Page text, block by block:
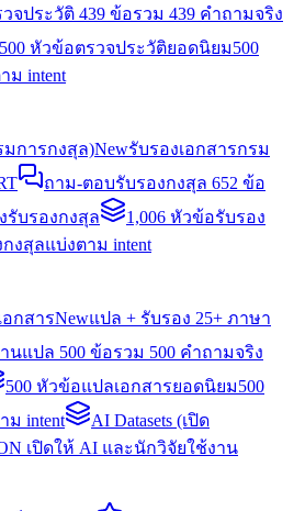
จประวัติ 439 ข้อรวม 439 คำถามจริง
500 หัวข้อตรวจประวัติยอดนิยม500
ม intent
มการกงสุล)Newรับรองเอกสารกรม
ถาม-ตอบรับรองกงสุล 652 ข้อ
รับรองกงสุล
1,006 หัวข้อรับรอง
งสุลแบ่งตาม intent
กสารNewแปล + รับรอง 25+ ภาษา
นแปล 500 ข้อรวม 500 คำถามจริง
500 หัวข้อแปลเอกสารยอดนิยม500
ม intent
AI Datasets (เปิด
เปิดให้ AI และนักวิจัยใช้งาน